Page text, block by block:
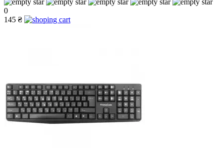
0
145 ₴